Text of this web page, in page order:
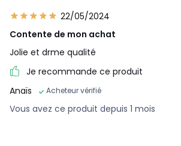
22/05/2024
Contente de mon achat
Jolie et drme qualité
Je recommande ce produit
Anaïs
Acheteur vérifié
Vous avez ce produit depuis 1 mois